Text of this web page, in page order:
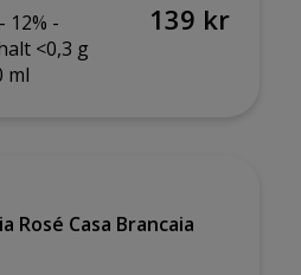
12% -
<0,3 g
ml
139 kr
Rosé Casa Brancaia